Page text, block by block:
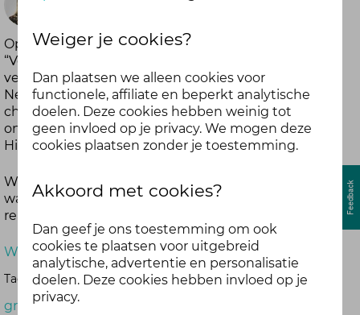
Swolfslag
geleden
Op donderdagochtend 20 mei vond het webinar
“Veerkracht van jouw team"’ plaats. Dit webinar werd
verzorgd door Goska Sixma van Growth Leaders
Network en maakt onderdeel uit van de veerkracht
challenge ‘Koers op het nieuwe normaal, voor
ondernemers, leidinggevenden en HR professionals.
Hieronder de presentatie van het webinar.
Wij zijn erg benieuwd. Heb jij het webinar gevolgd? En
wat vond je ervan? Deel je ervaringen met ons in een
reactie op dit bericht.
Werksessie 2 groeikompas teams presentatie.pdf
Tags:
groeikompas
Weiger je cookies?
Dan plaatsen we alleen cookies voor
functionele, affiliate en beperkt analytische
doelen. Deze cookies hebben weinig tot
geen invloed op je privacy. We mogen deze
cookies plaatsen zonder je toestemming.
Akkoord met cookies?
Dan geef je ons toestemming om ook
cookies te plaatsen voor uitgebreid
analytische, advertentie en personalisatie
doelen. Deze cookies hebben invloed op je
privacy.